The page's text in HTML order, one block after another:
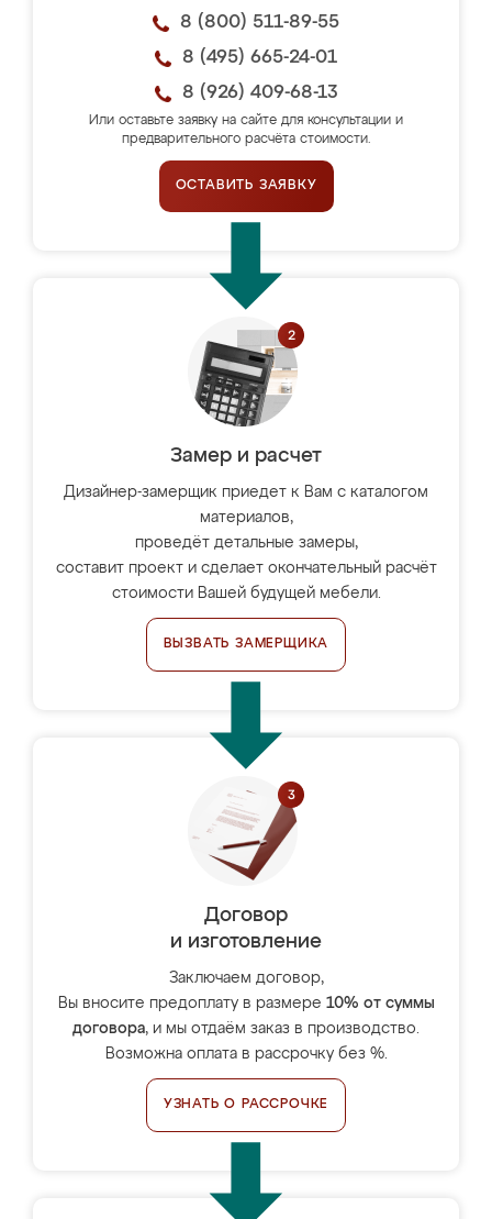
8 (800) 511-89-55
8 (495) 665-24-01
8 (926) 409-68-13
Или оставьте заявку на сайте для консультации и
предварительного расчёта стоимости.
ОСТАВИТЬ ЗАЯВКУ
Замер и расчет
Дизайнер-замерщик приедет к Вам с каталогом
материалов,
проведёт детальные замеры,
составит проект и сделает окончательный расчёт
стоимости Вашей будущей мебели.
ВЫЗВАТЬ ЗАМЕРЩИКА
Договор
и изготовление
Заключаем договор,
Вы вносите предоплату в размере 10% от суммы
договора, и мы отдаём заказ в производство.
Возможна оплата в рассрочку без %.
УЗНАТЬ О РАССРОЧКЕ